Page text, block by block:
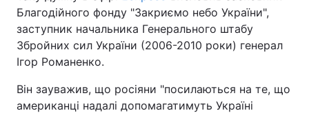
Економіка Світ
Спорт Наука
Техно і зв'язок
Зброя Інциденти
Благодійного фонду "Закриємо небо України",
заступник начальника Генерального штабу
Збройних сил України (2006-2010 роки) генерал
Ігор Романенко.
Він зауважив, що росіяни "посилаються на те, що
американці надалі допомагатимуть Україні